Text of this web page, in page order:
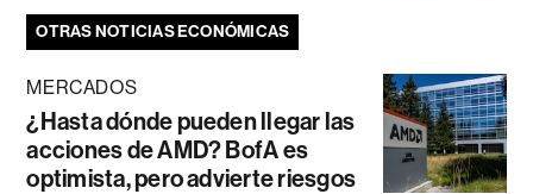
OTRAS NOTICIAS ECONÓMICAS
MERCADOS
¿Hasta dónde pueden llegar las
acciones de AMD? BofA es
optimista, pero advierte riesgos